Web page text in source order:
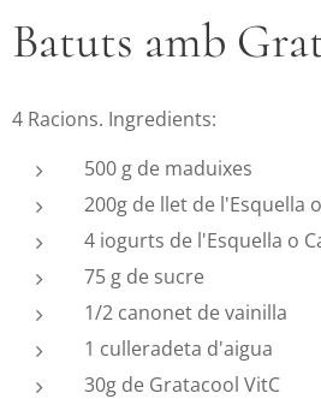
Batuts amb
4 Racions. Ingredients:
500 g de maduixes
200g de llet de l'Esquella
4 iogurts de l'Esquella o
75 g de sucre
1/2 canonet de vainilla
1 culleradeta d'aigua
30g de Gratacool VitC